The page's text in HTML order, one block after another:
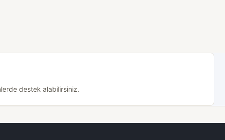
destek alabilirsiniz.